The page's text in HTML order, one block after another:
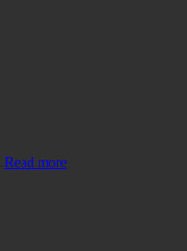
Read more“No